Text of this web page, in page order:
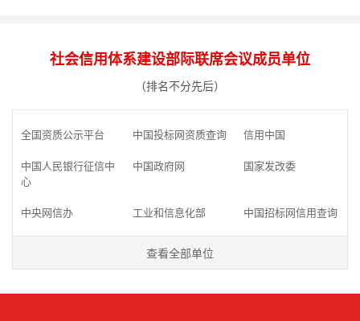
社会信用体系建设部际联席会议成员单位
（排名不分先后）
全国资质公示平台 中国投标网资质查询 信用中国
中国人民银行征信中
心
中国政府网 国家发改委
中央网信办 工业和信息化部 中国招标网信用查询
查看全部单位